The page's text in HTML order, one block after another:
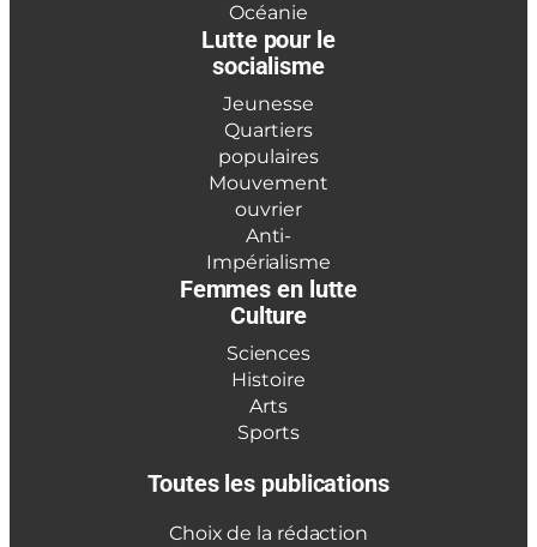
Océanie
Lutte pour le
socialisme
Jeunesse
Quartiers
populaires
Mouvement
ouvrier
Anti-
Impérialisme
Femmes en lutte
Culture
Sciences
Histoire
Arts
Sports
Toutes les publications
Choix de la rédaction